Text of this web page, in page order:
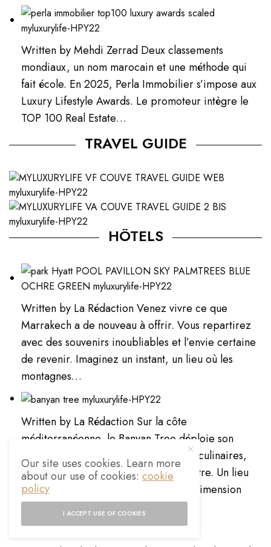
Written by Mehdi Zerrad Deux classements
mondiaux, un nom marocain et une méthode qui
fait école. En 2025, Perla Immobilier s’impose aux
Luxury Lifestyle Awards. Le promoteur intègre le
TOP 100 Real Estate…
TRAVEL GUIDE
HÔTELS
Written by La Rédaction Venez vivre ce que
Marrakech a de nouveau à offrir. Vous repartirez
avec des souvenirs inoubliables et l’envie certaine
de revenir. Imaginez un instant, un lieu où les
montagnes…
Written by La Rédaction Sur la côte
méditerranéenne, le Banyan Tree déploie son
univers. Au programme, rendez-vous culinaires,
soirées festives et expériences bien-être. Un lieu
où les souvenirs d’été prendront une dimension
particulière.…
Our site uses cookies. Learn more
about our use of cookies:cookie
policy
I ACCEPT USE OF COOKIES